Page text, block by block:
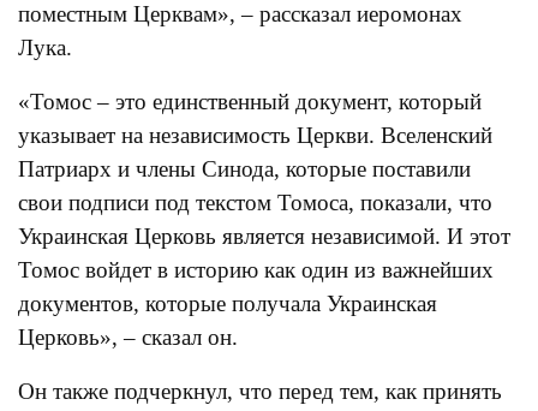
поместным Церквам», – рассказал иеромонах
Лука.
«Томос – это единственный документ, который
указывает на независимость Церкви. Вселенский
Патриарх и члены Синода, которые поставили
свои подписи под текстом Томоса, показали, что
Украинская Церковь является независимой. И этот
Томос войдет в историю как один из важнейших
документов, которые получала Украинская
Церковь», – сказал он.
Он также подчеркнул, что перед тем, как принять